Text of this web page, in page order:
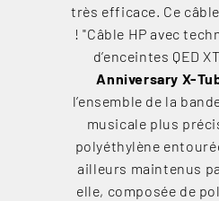
très efficace. Ce
! "Câble HP avec
d’enceintes QED
Anniversary X-
l’ensemble de la
musicale plus
polyéthylène
ailleurs maintenus
elle, composée de